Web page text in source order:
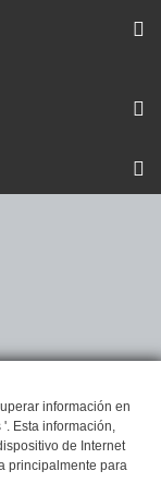
información en
Esta información,
de Internet
principalmente para